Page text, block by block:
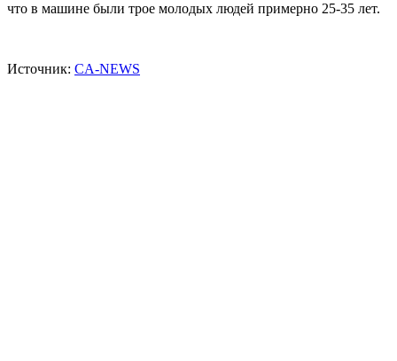
что в машине были трое молодых людей примерно 25-35 лет.
Источник: CA-NEWS